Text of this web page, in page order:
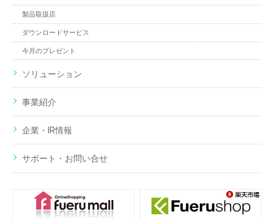
製品取扱店
ダウンロードサービス
今月のプレゼント
ソリューション
事業紹介
企業・IR情報
サポート・お問い合せ